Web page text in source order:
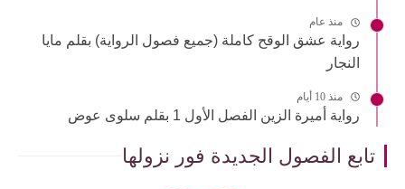
منذ عام
رواية عشق الوقح كاملة (جميع فصول الرواية) بقلم مايا
النجار
منذ 10 أيام
رواية أميرة الزين الفصل الأول 1 بقلم سلوى عوض
تابع الفصول الجديدة فور نزولها